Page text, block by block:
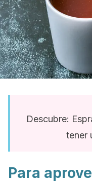
Descubre:
tener
Para